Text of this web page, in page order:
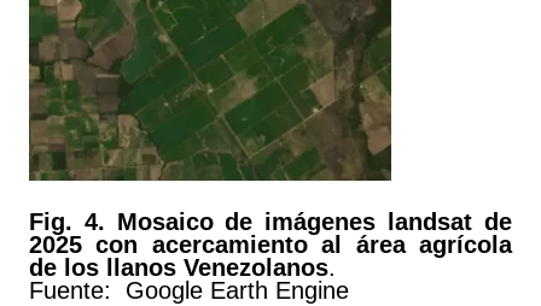
Fig. 4. Mosaico de imágenes landsat de
2025 con acercamiento al área agrícola
de los llanos Venezolanos.
Fuente: Google Earth Engine